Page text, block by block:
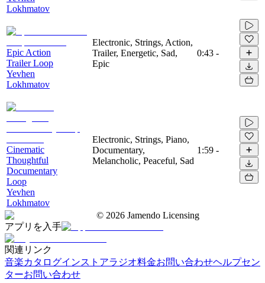
Lokhmatov
Epic Action
Trailer Loop
Yevhen
Lokhmatov
Electronic, Strings, Action,
Trailer, Energetic, Sad,
Epic
0:43 -
Cinematic
Thoughtful
Documentary
Loop
Yevhen
Lokhmatov
Electronic, Strings, Piano,
Documentary,
Melancholic, Peaceful, Sad
1:59 -
© 2026 Jamendo Licensing
アプリを入手
関連リンク
音楽カタログインストアラジオ料金お問い合わせヘルプセン
ターお問い合わせ